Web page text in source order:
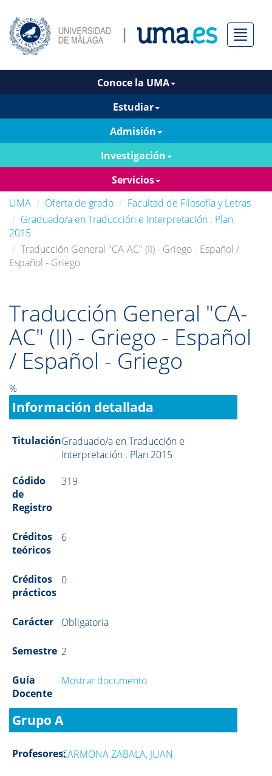
Menú
Conoce la UMA
Estudiar
Admisión
Investigación
Servicios
UMA
Oferta de grado
Facultad de Filosofía y Letras
Graduado/a en Traducción e Interpretación . Plan
2015
Traducción General "CA-AC" (II) - Griego - Español /
Español - Griego
Traducción General "CA-
AC" (II) - Griego - Español
/ Español - Griego
%
Información detallada
TitulaciónGraduado/a en Traducción e
Interpretación . Plan 2015
Códido
de
Registro
319
Créditos
teóricos
6
Créditos
prácticos
0
Carácter Obligatoria
Semestre 2
Guía
Docente
Mostrar documento
Grupo A
Profesores:CARMONA ZABALA, JUAN